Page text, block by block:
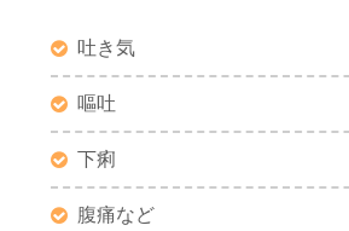
吐き気
嘔吐
下痢
腹痛など